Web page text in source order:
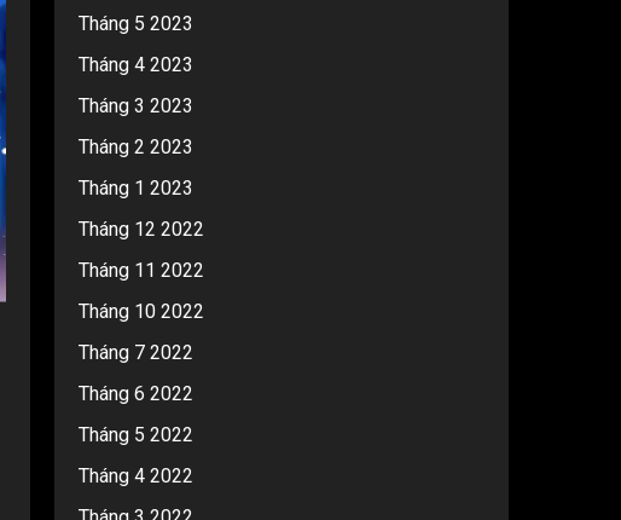
Tháng 5 2023
Tháng 4 2023
Tháng 3 2023
Tháng 2 2023
Tháng 1 2023
Tháng 12 2022
Tháng 11 2022
Tháng 10 2022
Tháng 7 2022
Tháng 6 2022
Tháng 5 2022
Tháng 4 2022